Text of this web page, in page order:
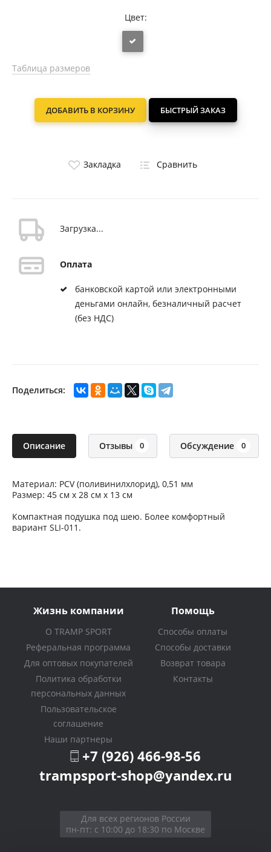
Цвет:
Таблица размеров
ДОБАВИТЬ В КОРЗИНУ БЫСТРЫЙ ЗАКАЗ
Закладка Сравнить
Загрузка...
Оплата
банковской картой или электронными
деньгами онлайн, безналичный расчет
(без НДС)
Поделиться:
Описание Отзывы 0 Обсуждение 0
Материал: PCV (поливинилхлорид), 0,51 мм
Размер: 45 см х 28 см х 13 см
Компактная подушка под шею. Более комфортный
вариант SLI-011.
Жизнь компании
О TRAMP SPORT
Реферальная программа
Для оптовых покупателей
Политика обработки
персональных данных
Пользовательское
соглашение
Наши партнеры
Помощь
Способы оплаты
Способы доставки
Возврат товара
Контакты
+7 (926) 466-98-56
trampsport-shop@yandex.ru
Для всех регионов России
пн-пт: с 10:00 до 18:30 по Москве